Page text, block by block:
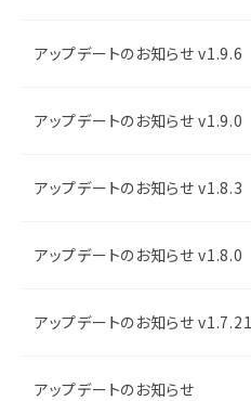
アップデートのお知らせ v1.9.6
アップデートのお知らせ v1.9.0
アップデートのお知らせ v1.8.3
アップデートのお知らせ v1.8.0
アップデートのお知らせ v1.7.21
アップデートのお知らせ